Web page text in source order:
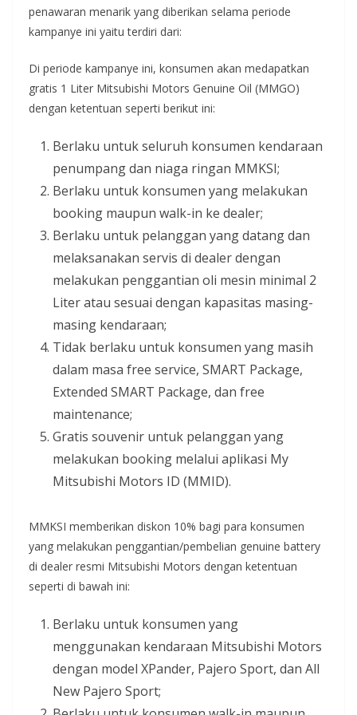
penawaran menarik yang diberikan selama periode
kampanye ini yaitu terdiri dari:
Di periode kampanye ini, konsumen akan medapatkan
gratis 1 Liter Mitsubishi Motors Genuine Oil (MMGO)
dengan ketentuan seperti berikut ini:
Berlaku untuk seluruh konsumen kendaraan
penumpang dan niaga ringan MMKSI;
Berlaku untuk konsumen yang melakukan
booking maupun walk-in ke dealer;
Berlaku untuk pelanggan yang datang dan
melaksanakan servis di dealer dengan
melakukan penggantian oli mesin minimal 2
Liter atau sesuai dengan kapasitas masing-
masing kendaraan;
Tidak berlaku untuk konsumen yang masih
dalam masa free service, SMART Package,
Extended SMART Package, dan free
maintenance;
Gratis souvenir untuk pelanggan yang
melakukan booking melalui aplikasi My
Mitsubishi Motors ID (MMID).
MMKSI memberikan diskon 10% bagi para konsumen
yang melakukan penggantian/pembelian genuine battery
di dealer resmi Mitsubishi Motors dengan ketentuan
seperti di bawah ini:
Berlaku untuk konsumen yang
menggunakan kendaraan Mitsubishi Motors
dengan model XPander, Pajero Sport, dan All
New Pajero Sport;